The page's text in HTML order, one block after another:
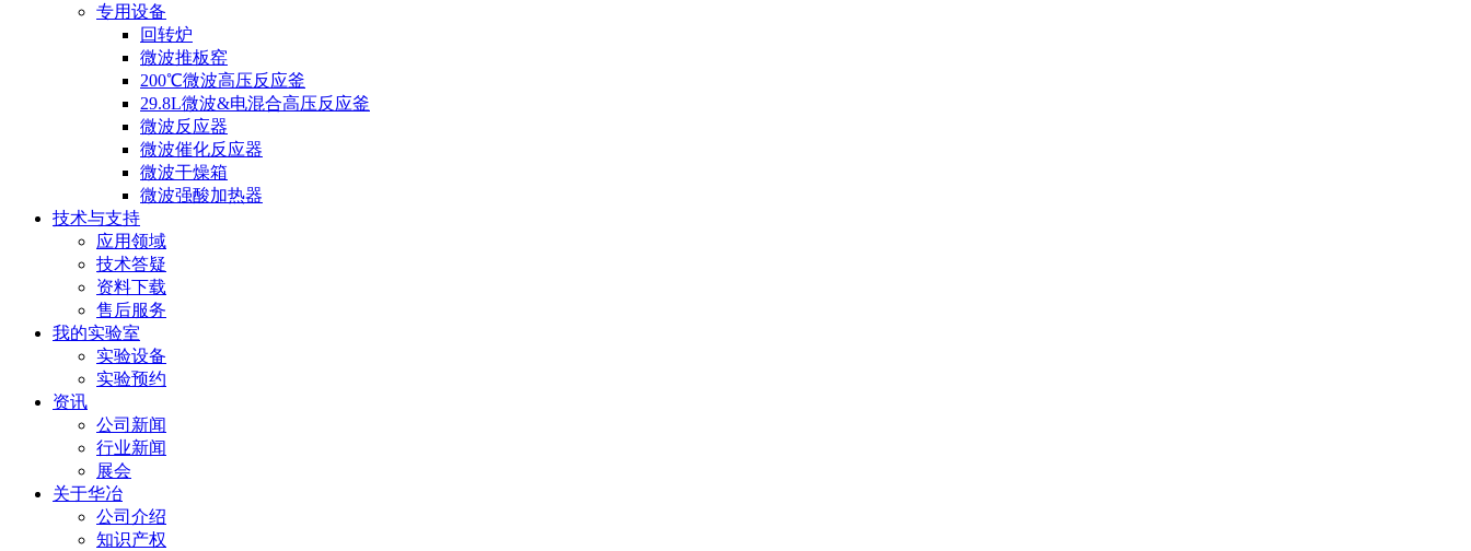
专用设备
回转炉
微波推板窑
200℃微波高压反应釜
29.8L微波&电混合高压反应釜
微波反应器
微波催化反应器
微波干燥箱
微波强酸加热器
技术与支持
应用领域
技术答疑
资料下载
售后服务
我的实验室
实验设备
实验预约
资讯
公司新闻
行业新闻
展会
关于华冶
公司介绍
知识产权